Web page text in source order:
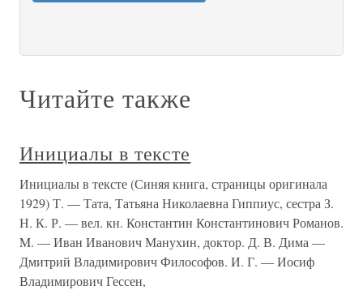
Читайте также
Инициалы в тексте
Инициалы в тексте (Синяя книга, страницы оригинала
1929) Т. — Тата, Татьяна Николаевна Гиппиус, сестра З.
Н. К. Р. — вел. кн. Константин Константинович Романов.
M. — Иван Иванович Манухин, доктор. Д. В. Дима —
Дмитрий Владимирович Философов. И. Г. — Иосиф
Владимирович Гессен,